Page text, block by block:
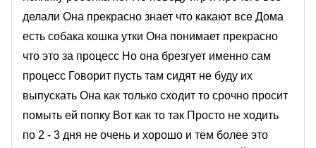
делали Она прекрасно знает что какают все Дома
есть собака кошка утки Она понимает прекрасно
что это за процесс Но она брезгует именно сам
процесс Говорит пусть там сидят не буду их
выпускать Она как только сходит то срочно просит
помыть ей попку Вот как то так Просто не ходить
по 2 - 3 дня не очень и хорошо и тем более это